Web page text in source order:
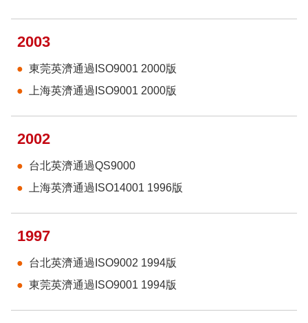
2003
東莞英濟通過ISO9001 2000版
上海英濟通過ISO9001 2000版
2002
台北英濟通過QS9000
上海英濟通過ISO14001 1996版
1997
台北英濟通過ISO9002 1994版
東莞英濟通過ISO9001 1994版